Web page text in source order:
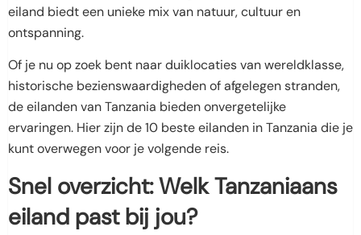
eiland biedt een unieke mix van natuur, cultuur en
ontspanning.
Of je nu op zoek bent naar duiklocaties van wereldklasse,
historische bezienswaardigheden of afgelegen stranden,
de eilanden van Tanzania bieden onvergetelijke
ervaringen. Hier zijn de 10 beste eilanden in Tanzania die je
kunt overwegen voor je volgende reis.
Snel overzicht: Welk Tanzaniaans
eiland past bij jou?